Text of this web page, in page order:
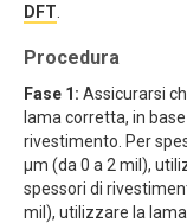
DFT
Procedura
Fase 1: Assicurarsi
lama corretta, in
rivestimento. Per
µm (da 0 a 2 mil),
spessori di
mil), utilizzare la